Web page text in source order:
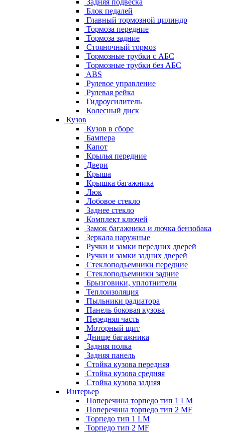
Задняя подвеска
Блок педалей
Главный тормозной цилиндр
Тормоза передние
Тормоза задние
Стояночный тормоз
Тормозные трубки с АБС
Тормозные трубки без АБС
ABS
Рулевое управление
Рулевая рейка
Гидроусилитель
Колесный диск
Кузов
Кузов в сборе
Бампера
Капот
Крылья передние
Двери
Крыша
Крышка багажника
Люк
Лобовое стекло
Заднее стекло
Комплект ключей
Замок багажника и лючка бензобака
Зеркала наружные
Ручки и замки передних дверей
Ручки и замки задних дверей
Стеклоподъемники передние
Стеклоподъемники задние
Брызговики, уплотнители
Теплоизоляция
Пыльники радиатора
Панель боковая кузова
Передняя часть
Моторный щит
Днище багажника
Задняя полка
Задняя панель
Стойка кузова передняя
Стойка кузова средняя
Стойка кузова задняя
Интерьер
Поперечина торпедо тип 1 LM
Поперечина торпедо тип 2 MF
Торпедо тип 1 LM
Торпедо тип 2 MF